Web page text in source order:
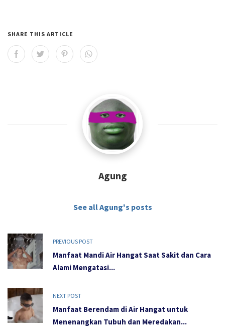
SHARE THIS ARTICLE
Agung
See all Agung's posts
PREVIOUS POST
Manfaat Mandi Air Hangat Saat Sakit dan Cara
Alami Mengatasi...
NEXT POST
Manfaat Berendam di Air Hangat untuk
Menenangkan Tubuh dan Meredakan...